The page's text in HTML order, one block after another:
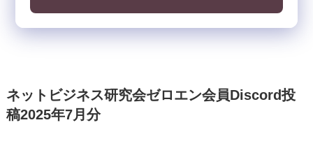
ネットビジネス研究会ゼロエン会員Discord投
稿2025年7月分